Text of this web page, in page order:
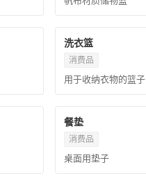
洗衣篮
消费品
用于收纳衣物的篮子
餐垫
消费品
桌面用垫子